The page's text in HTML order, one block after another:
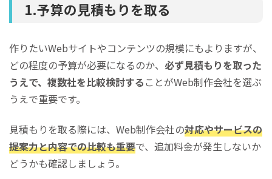
1.予算の見積もりを取る
作りたいWebサイトやコンテンツの規模にもよりますが、
どの程度の予算が必要になるのか、 必ず見積もりを取った
うえで、複数社を比較検討する ことがWeb制作会社を選ぶ
うえで重要です。
見積もりを取る際には、Web制作会社の対応やサービスの
提案力と内容での比較も重要で、追加料金が発生しないか
どうかも確認しましょう。